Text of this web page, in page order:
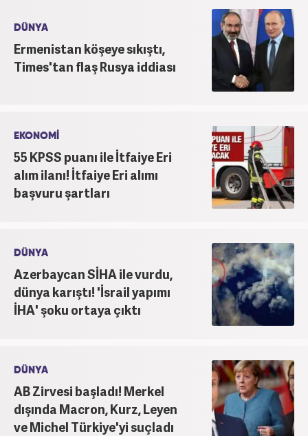
DÜNYA
Ermenistan köşeye sıkıştı,
Times'tan flaş Rusya iddiası
EKONOMİ
55 KPSS puanı ile İtfaiye Eri
alım ilanı! İtfaiye Eri alımı
başvuru şartları
DÜNYA
Azerbaycan SİHA ile vurdu,
dünya karıştı! 'İsrail yapımı
İHA' şoku ortaya çıktı
DÜNYA
AB Zirvesi başladı! Merkel
dışında Macron, Kurz, Leyen
ve Michel Türkiye'yi suçladı